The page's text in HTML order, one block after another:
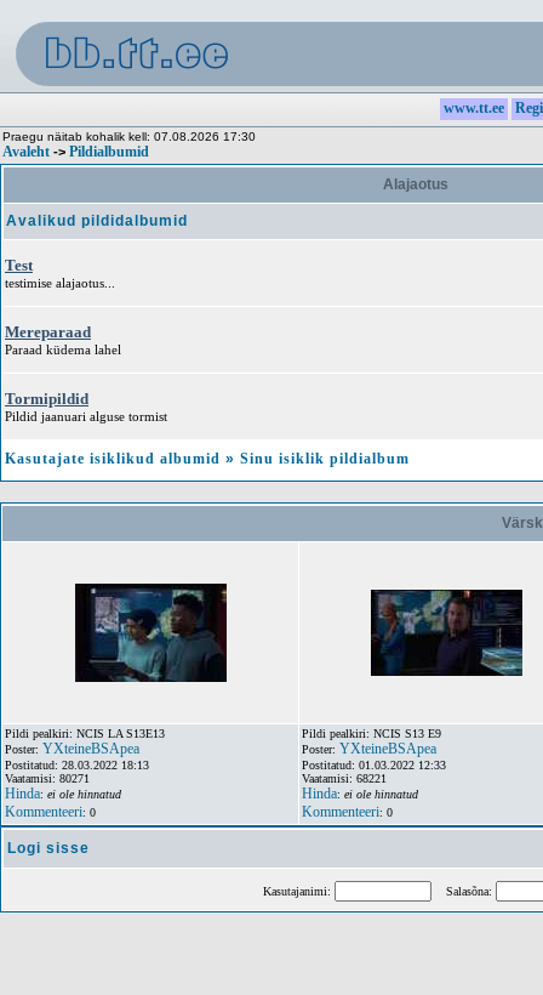
www.tt.ee
Praegu näitab kohalik kell: 07.08.2026 17:30
Avaleht -> Pildialbumid
Alajaotus
Avalikud pildidalbumid
Test
testimise alajaotus...
Mereparaad
Paraad küdema lahel
Tormipildid
Pildid jaanuari alguse tormist
Kasutajate isiklikud albumid » Sinu isiklik pildialbum
Pildi pealkiri: NCIS LA S13E13
Poster: YXteineBSApea
Postitatud: 28.03.2022 18:13
Vaatamisi: 80271
Hinda: ei ole hinnatud
Kommenteeri: 0
Pildi pealkiri: NCIS S13 E9
Poster: YXteineBSApea
Postitatud: 01.03.2022 12:33
Vaatamisi: 68221
Hinda: ei ole hinnatud
Kommenteeri: 0
Logi sisse
Kasutajanimi: Salasõna: